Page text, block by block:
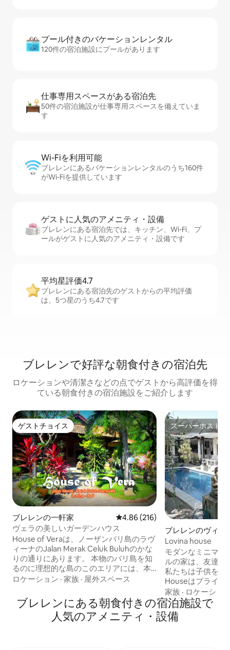
プール付きのバ⁠ケ⁠ー⁠シ⁠ョ⁠ンレ⁠ン⁠タ⁠ル
120件の宿泊施設にプールがあります
仕事専用ス⁠ペ⁠ー⁠スがあ⁠る宿⁠泊⁠先
50件の宿泊施設が仕事専用スペースを備えていま
す
Wi-Fiを利⁠用⁠可⁠能
ブレレンにあるバケーションレンタルのうち160件
がWi-Fiを提供しています
ゲストに人⁠気⁠のア⁠メ⁠ニ⁠テ⁠ィ・設⁠備
ブレレンにある宿泊先では、キッチン、Wi-Fi、プ
ールがゲストに人気のアメニティ・設備です
平均星評価4.7
ブレレンにある宿泊先のゲストからの平均評価
は、5つ星のうち4.7です
ブレレンで好評な朝食付きの宿泊先
ロケーションや清潔さなどの点でゲストから高評価を得
ている朝食付きの宿泊施設をご紹介します
ゲストチョイス
ゲストチョイス
ブレレンの一軒家 レビュー216件、5つ星中4.86つ
4.86 (216)
ヴェラの美しいガーデンハウス
House of Veraは、ノーザンバリ島のラヴ
ィーナのJalan Merak Celuk Buluhのかな
りの通りにあります。 本物のバリ島を知
るのに理想的な島のこのエリアには、本
物の生活があり、一度に訪れる観光客は
飛び跳ねて海で遊ぶのを見ることができ
る唯一の場所です。 メインストリートま
で歩いてわずか2分、ビーチやジャランラ
ロケーション · 家族 · 屋外スペース
スーパーホスト
スーパーホスト
ブレレンのヴィラ
Lovina house
モダンなミニマリ
ルの家は、友達や
私たちは子供を歓
Houseはプライベ
立したベッドルー
すべてのキングサ
あり、各部屋ごと
り、フルエアコン
家族 · ロケーショ
ブレレンにある朝食付きの宿泊施設で
人気のアメニティ・設備